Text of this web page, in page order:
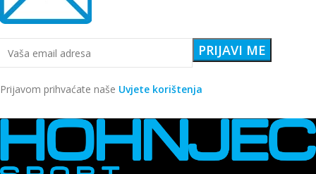
Prijavom prihvaćate naše Uvjete korištenja